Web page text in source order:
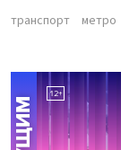
транспорт метро